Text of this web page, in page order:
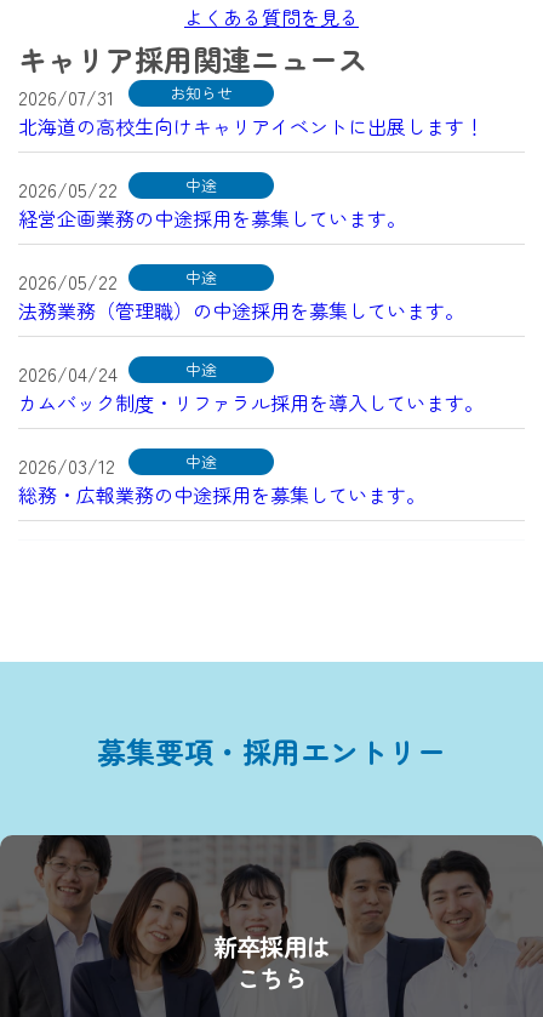
よくある質問を見る
キャリア採用関連ニュース
2026/07/31 お知らせ
北海道の高校生向けキャリアイベントに出展します！
2026/05/22 中途
経営企画業務の中途採用を募集しています。
2026/05/22 中途
法務業務（管理職）の中途採用を募集しています。
2026/04/24 中途
カムバック制度・リファラル採用を導入しています。
2026/03/12 中途
総務・広報業務の中途採用を募集しています。
募集要項・採用エントリー
新卒採用は
こちら